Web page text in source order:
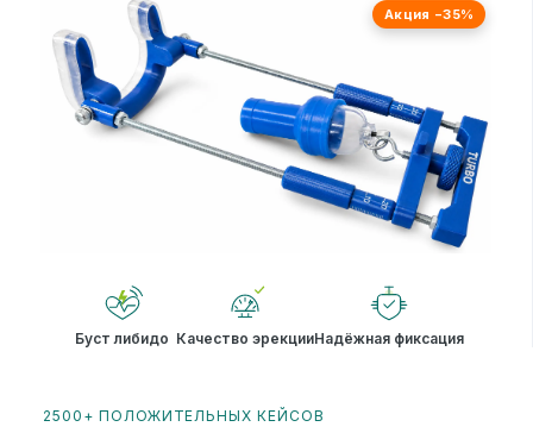
Акция −35%
Буст либидо Качество эрекцииНадёжная фиксация
2500+ ПОЛОЖИТЕЛЬНЫХ КЕЙСОВ